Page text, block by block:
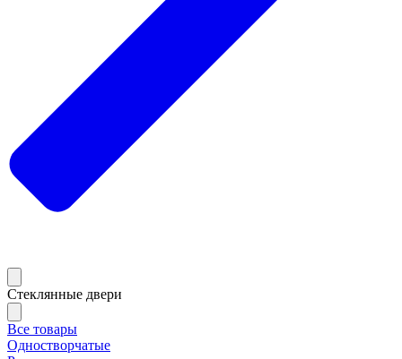
Стеклянные двери
Все товары
Одностворчатые